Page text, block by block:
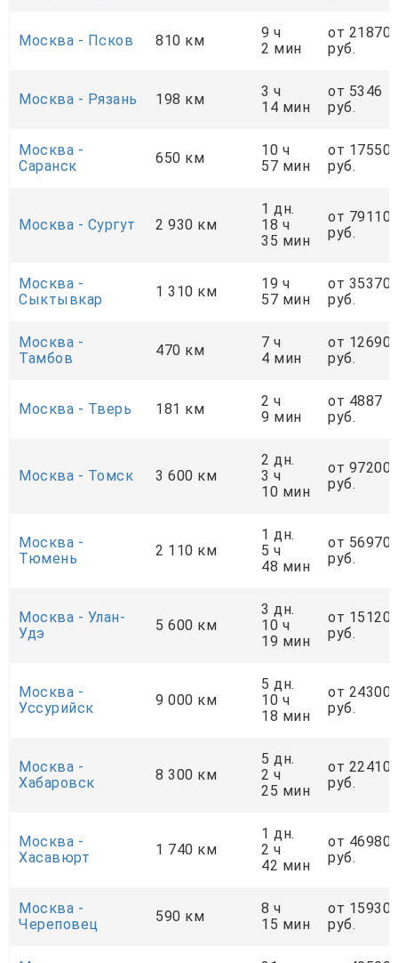
Москва - Псков 810 км
9 ч
2 мин
от 21870
руб.
Москва - Рязань 198 км
3 ч
14 мин
от 5346
руб.
Москва -
Саранск
650 км
10 ч
57 мин
от 17550
руб.
Москва - Сургут 2 930 км
1 дн.
18 ч
35 мин
от 79110
руб.
Москва -
Сыктывкар
1 310 км
19 ч
57 мин
от 35370
руб.
Москва -
Тамбов
470 км
7 ч
4 мин
от 12690
руб.
Москва - Тверь 181 км
2 ч
9 мин
от 4887
руб.
Москва - Томск 3 600 км
2 дн.
3 ч
10 мин
от 97200
руб.
Москва -
Тюмень
2 110 км
1 дн.
5 ч
48 мин
от 56970
руб.
Москва - Улан-
Удэ
5 600 км
3 дн.
10 ч
19 мин
от
руб.
Москва -
Уссурийск
9 000 км
5 дн.
10 ч
18 мин
от
руб.
Москва -
Хабаровск
8 300 км
5 дн.
2 ч
25 мин
от
руб.
Москва -
Хасавюрт
1 740 км
1 дн.
2 ч
42 мин
от 46980
руб.
Москва -
Череповец
590 км
8 ч
15 мин
от 15930
руб.